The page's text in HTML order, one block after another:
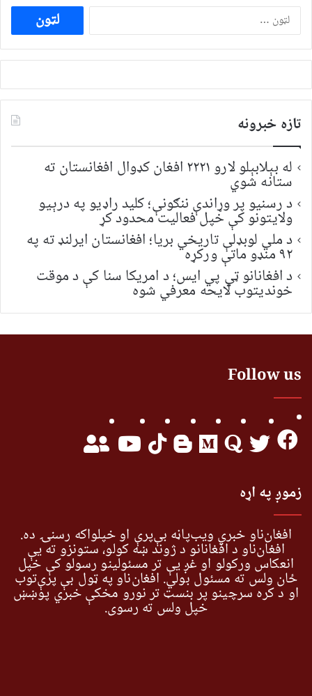
ددی
لپاره
لټون:
تازه خبرونه
له بېلابېلو لارو ۲۲۲۱ افغان کډوال افغانستان ته
ستانه شوي
د رسنیو پر وړاندې ننګونې؛ کلید راډیو په درېیو
ولایتونو کې خپل فعالیت محدود کړ
د ملي لوبډلې تاریخي بریا؛ افغانستان ایرلنډ ته په
۹۲ منډو ماتې ورکړه
د افغانانو ټي پي ایس؛ د امریکا سنا کې د موقت
خونديتوب لایحه معرفي شوه
Follow us
زموږ په اړه
افغان‌ناو خبري ویب‌پاڼه بې‌پرې او خپلواکه رسنۍ ده.
افغان‌ناو د افغانانو د ژوند ښه کولو، ستونزو ته یې
انعکاس ورکولو او غږ یې تر مسئولینو رسولو کې خپل
ځان ولس ته مسئول بولي. افغان‌ناو په ټول بې پرې‌توب
او د کره سرچینو پر بنسټ تر نورو مخکې خبري پوښښ
خپل ولس ته رسوي.